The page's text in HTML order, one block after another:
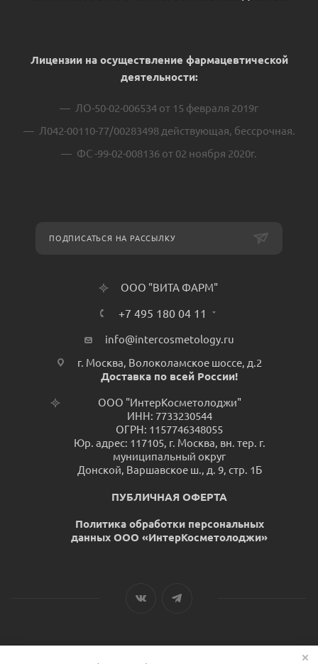
Лицензии на осуществление фармацевтической
деятельности:
ЛО-50-02-006534 от 15 февраля 2019г
Л042-00110-77/00283498 действующая, бессрочная.
ФС -99-02-008136 от 02 ноября 2020г.
ПОДПИСАТЬСЯ НА РАССЫЛКУ
ООО "ВИТА ФАРМ"
+7 495 180 04 11
info@intercosmetology.ru
г. Москва, Волоколамское шоссе, д.2
Доставка по всей России!
ООО "ИнтерКосметолоджи"
ИНН: 7733230544
ОГРН: 1157746348055
Юр. адрес: 117105, г. Москва, вн. тер. г.
муниципальный округ
Донской, Варшавское ш., д. 9, стр. 1Б
ПУБЛИЧНАЯ ОФЕРТА
Политика обработки персональных
данных ООО «ИнтерКосметолоджи»